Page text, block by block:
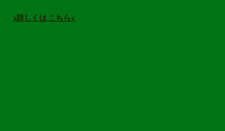
▶詳しくは こちら◀